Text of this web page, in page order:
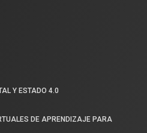
Y ESTADO 4.0
DE APRENDIZAJE PARA